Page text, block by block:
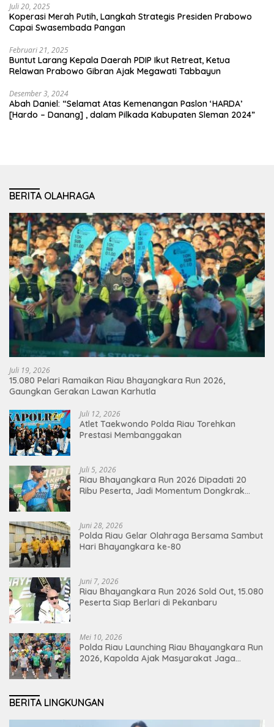
Juli 20, 2025
Koperasi Merah Putih, Langkah Strategis Presiden Prabowo
Capai Swasembada Pangan
Februari 21, 2025
Buntut Larang Kepala Daerah PDIP Ikut Retreat, Ketua
Relawan Prabowo Gibran Ajak Megawati Tabbayun
Desember 3, 2024
Abah Daniel: “Selamat Atas Kemenangan Paslon ‘HARDA’
[Hardo – Danang] , dalam Pilkada Kabupaten Sleman 2024”
BERITA OLAHRAGA
Juli 19, 2026
15.080 Pelari Ramaikan Riau Bhayangkara Run 2026,
Gaungkan Gerakan Lawan Karhutla
Juli 12, 2026
Atlet Taekwondo Polda Riau Torehkan
Prestasi Membanggakan
Juli 5, 2026
Riau Bhayangkara Run 2026 Dipadati 20
Ribu Peserta, Jadi Momentum Dongkrak
Juni 28, 2026
Polda Riau Gelar Olahraga Bersama Sambut
Hari Bhayangkara ke-80
Juni 7, 2026
Riau Bhayangkara Run 2026 Sold Out, 15.080
Peserta Siap Berlari di Pekanbaru
Mei 10, 2026
Polda Riau Launching Riau Bhayangkara Run
2026, Kapolda Ajak Masyarakat Jaga
BERITA LINGKUNGAN